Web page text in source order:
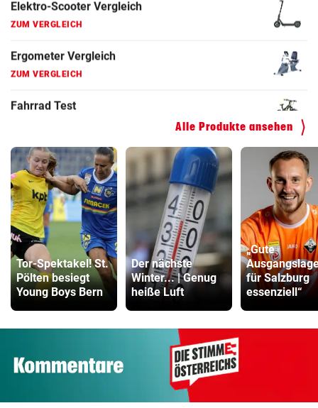
Faszienrolle Vergleich
Hoverboard Vergleich
Kinderfahrrad Vergleich
Alle Produkte ansehen
Tor-Spektakel! St.
Pölten besiegt
Young Boys Bern
Der nächste
Winter... | Genug
heiße Luft
„Gute
für Salzburg
essenziell“